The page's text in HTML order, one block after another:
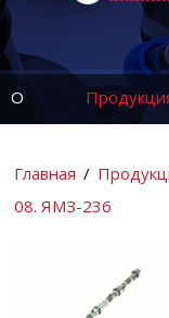
О
Главная /
08. ЯМЗ-236